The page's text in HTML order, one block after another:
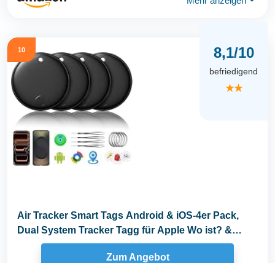
10 8,1/10
befriedigend
★★
Air Tracker Smart Tags Android & iOS-4er Pack,
Dual System Tracker Tagg für Apple Wo ist? &
Smart...
Zum Angebot